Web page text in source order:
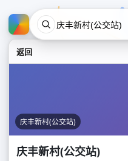
返回
庆丰新村(公交站)
庆丰新村(公交站)